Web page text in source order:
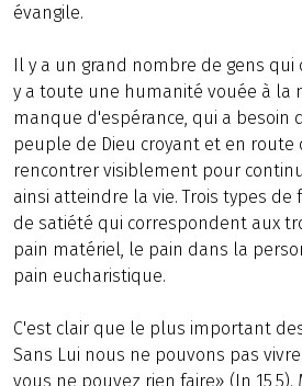
évangile.
Il y a un grand nombre de gens
y a toute une humanité vouée à la
manque d'espérance, qui a besoin
peuple de Dieu croyant et en route
rencontrer visiblement pour
ainsi atteindre la vie. Trois types de
de satiété qui correspondent aux
pain matériel, le pain dans la
pain eucharistique.
C'est clair que le plus important
Sans Lui nous ne pouvons pas
vous ne pouvez rien faire» (Jn 15,5).